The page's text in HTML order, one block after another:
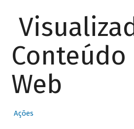
Conteúdo
Web
Ações